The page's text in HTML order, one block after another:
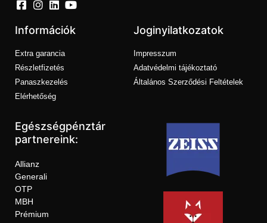
Információk
Extra garancia
Részletfizetés
Panaszkezelés
Elérhetőség
Joginyilatkozatok
Impresszum
Adatvédelmi tájékoztató
Általános Szerződési Feltételek
Egészségpénztár
partnereink:
Allianz
Generali
OTP
MBH
Prémium